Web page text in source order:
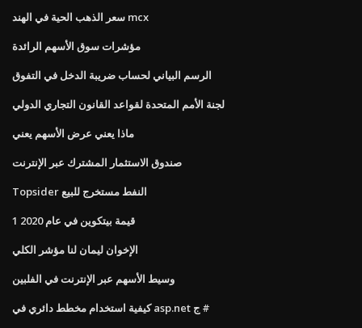
سعر الذهب الحية في الهند mcx
مؤشرات سوق الأسهم الرائدة
الرسم البياني لحساب ضريبة الدخل في التفوق
لجنة الأمم المتحدة لقواعد القانون التجاري الدولي
ماذا يعني عرض الأسهم يعني
صندوق الاستثمار المشترك عبر الإنترنت
Topsider النفط مستخرج للبيع
1 قيمة بيتكوين في عام 2020
الإخوان ليمان لنا مؤشر الكلي
وسيط الأسهم عبر الإنترنت في الفلبين
كيفية استخدام مخطط دائري في asp.net ج #